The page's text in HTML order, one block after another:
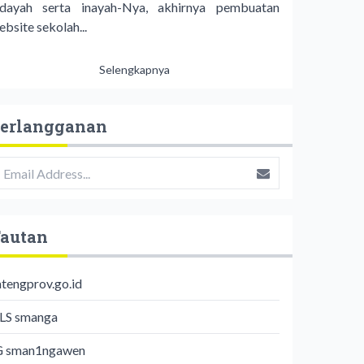
serta inayah-Nya, akhirnya pembuatan
sekolah...
Selengkapnya
smanga
sman1ngawen